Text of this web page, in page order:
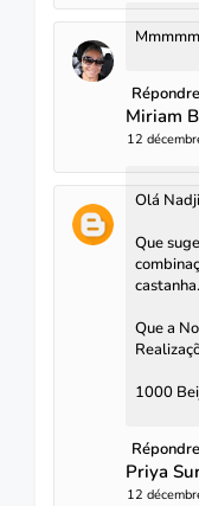
Répondre
Miriam
12
Olá
Que
Que a
1000
Répondre
Priya
12